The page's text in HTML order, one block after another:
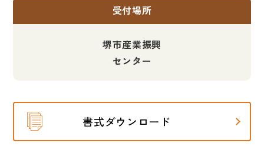
受付場所
堺市産業振興
センター
書式ダウンロード